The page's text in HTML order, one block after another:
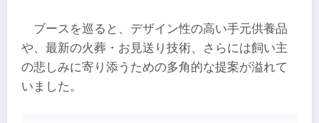
ブースを巡ると、デザイン性の高い手元供養品
や、最新の火葬・お見送り技術、さらには飼い主
の悲しみに寄り添うための多角的な提案が溢れて
いました。